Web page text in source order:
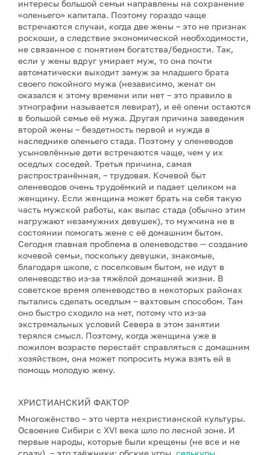
интересы большой семьи направлены на сохранение
«оленьего» капитала. Поэтому гораздо чаще
встречаются случаи, когда две жены – это не признак
роскоши, а следствие экономической необходимости,
не связанное с понятием богатства/бедности. Так,
если у жены вдруг умирает муж, то она почти
автоматически выходит замуж за младшего брата
своего покойного мужа (независимо, женат он
оказался к этому времени или нет – это правило в
этнографии называется левират), и её олени остаются
в большой семье её мужа. Другая причина заведения
второй жены – бездетность первой и нужда в
наследнике оленьего стада. Поэтому у оленеводов
усыновлённые дети встречаются чаще, чем у их
оседлых соседей. Третья причина, самая
распространённая, – трудовая. Кочевой быт
оленеводов очень трудоёмкий и падает целиком на
женщину. Если женщина может брать на себя такую
часть мужской работы, как выпас стада (обычно этим
нагружают незамужних девушек), то мужчина не в
состоянии помогать жене с её домашним бытом.
Сегодня главная проблема в оленеводстве -- создание
кочевой семьи, поскольку девушки, знакомые,
благодаря школе, с поселковым бытом, не идут в
оленеводство из-за тяжёлой домашней жизни. В
советское время оленеводство в некоторых районах
пытались сделать оседлым – вахтовым способом. Там
оно быстро сходило на нет, потому что из-за
экстремальных условий Севера в этом занятии
терялся смысл. Поэтому, когда женщина уже в
пожилом возрасте перестаёт справляться с домашним
хозяйством, она может попросить мужа взять ей в
помощь молодую жену.
ХРИСТИАНСКИЙ ФАКТОР
Многожёнство – это черта нехристианской культуры.
Освоение Сибири c XVI века шло по лесной зоне. И
первые народы, которые были крещены (не все и не